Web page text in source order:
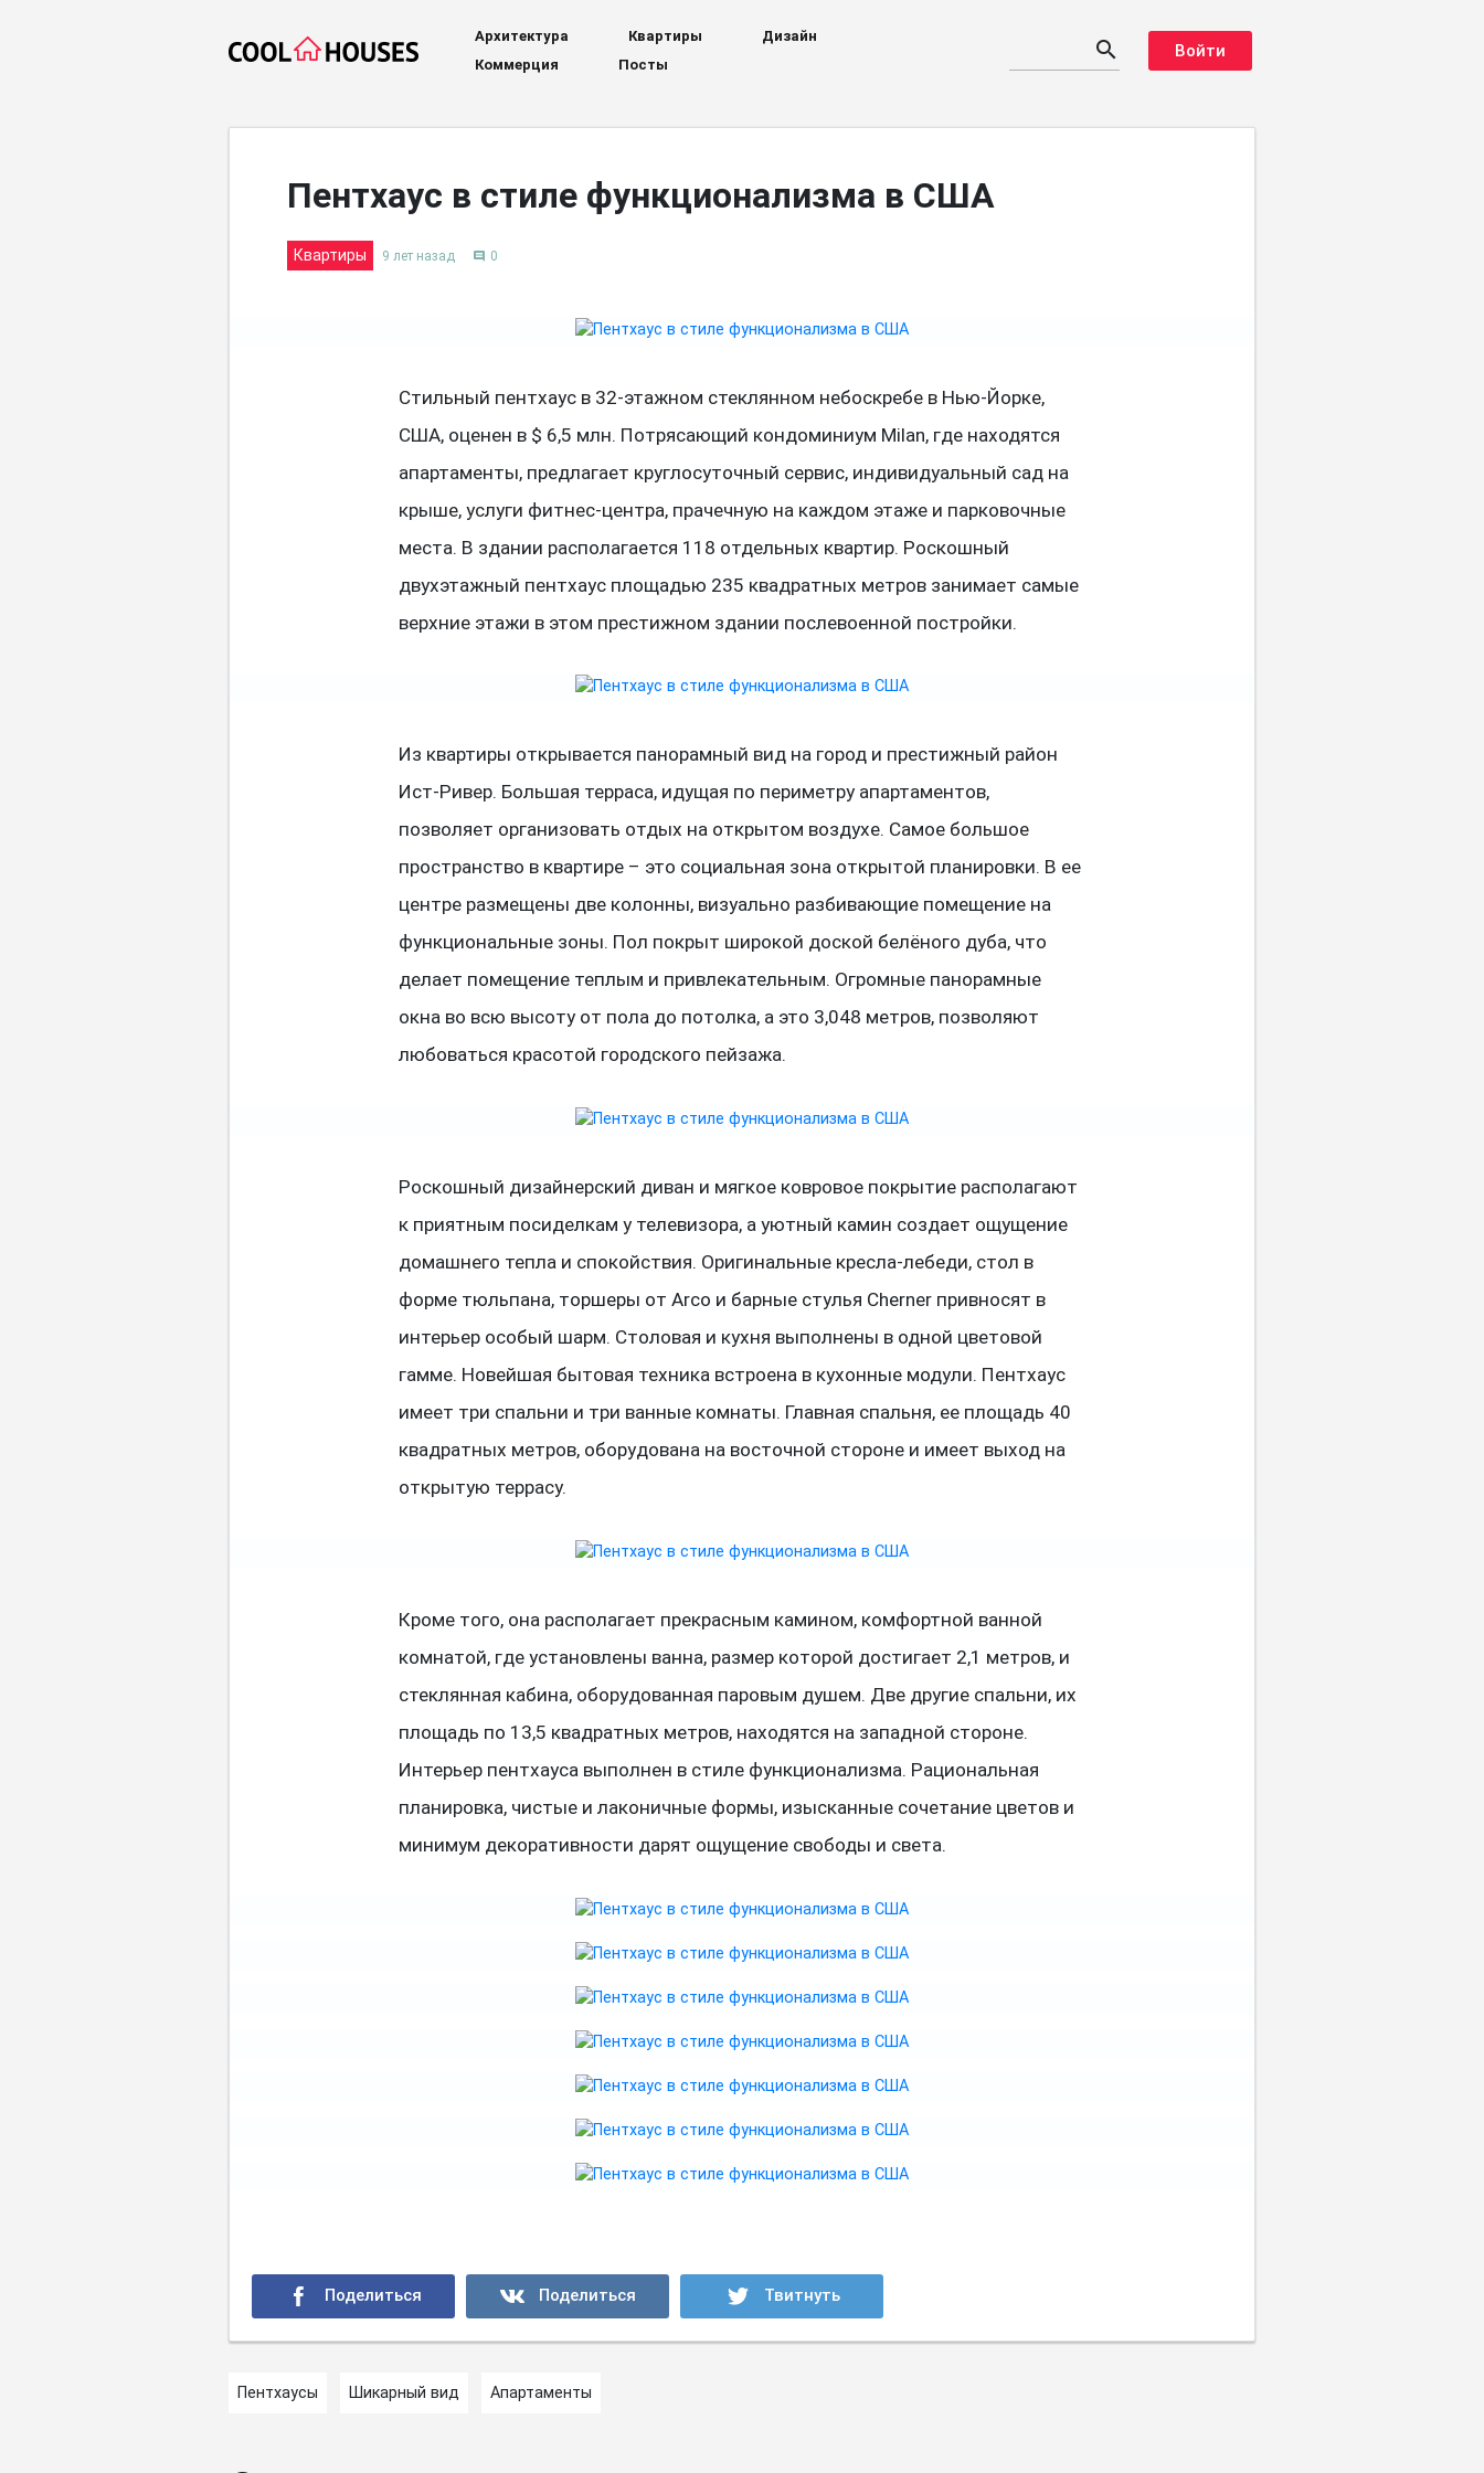
Архитектура Квартиры
Дизайн
Коммерция
Посты
search Войти
Пентхаус в стиле функционализма в США
Квартиры 9 лет назад comment 0
Стильный пентхаус в 32-этажном стеклянном небоскребе в Нью-Йорке,
США, оценен в $ 6,5 млн. Потрясающий кондоминиум Milan, где находятся
апартаменты, предлагает круглосуточный сервис, индивидуальный сад на
крыше, услуги фитнес-центра, прачечную на каждом этаже и парковочные
места. В здании располагается 118 отдельных квартир. Роскошный
двухэтажный пентхаус площадью 235 квадратных метров занимает самые
верхние этажи в этом престижном здании послевоенной постройки.
Из квартиры открывается панорамный вид на город и престижный район
Ист-Ривер. Большая терраса, идущая по периметру апартаментов,
позволяет организовать отдых на открытом воздухе. Самое большое
пространство в квартире – это социальная зона открытой планировки. В ее
центре размещены две колонны, визуально разбивающие помещение на
функциональные зоны. Пол покрыт широкой доской белёного дуба, что
делает помещение теплым и привлекательным. Огромные панорамные
окна во всю высоту от пола до потолка, а это 3,048 метров, позволяют
любоваться красотой городского пейзажа.
Роскошный дизайнерский диван и мягкое ковровое покрытие располагают
к приятным посиделкам у телевизора, а уютный камин создает ощущение
домашнего тепла и спокойствия. Оригинальные кресла-лебеди, стол в
форме тюльпана, торшеры от Arco и барные стулья Cherner привносят в
интерьер особый шарм. Столовая и кухня выполнены в одной цветовой
гамме. Новейшая бытовая техника встроена в кухонные модули. Пентхаус
имеет три спальни и три ванные комнаты. Главная спальня, ее площадь 40
квадратных метров, оборудована на восточной стороне и имеет выход на
открытую террасу.
Кроме того, она располагает прекрасным камином, комфортной ванной
комнатой, где установлены ванна, размер которой достигает 2,1 метров, и
стеклянная кабина, оборудованная паровым душем. Две другие спальни, их
площадь по 13,5 квадратных метров, находятся на западной стороне.
Интерьер пентхауса выполнен в стиле функционализма. Рациональная
планировка, чистые и лаконичные формы, изысканные сочетание цветов и
минимум декоративности дарят ощущение свободы и света.
Пентхаусы Шикарный вид Апартаменты